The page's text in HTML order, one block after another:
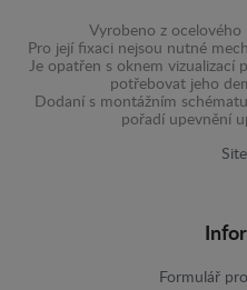
Vyrobeno z
Pro její fixaci nejsou nutné
Je opatřen s oknem vizualizací
potřebovat jeho
Dodaní s montážním
pořadí upevnění
Formulář